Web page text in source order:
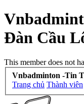
Đàn Cầu
This member does not
Vnbadminton -Tin
Trang chủ Thành viên